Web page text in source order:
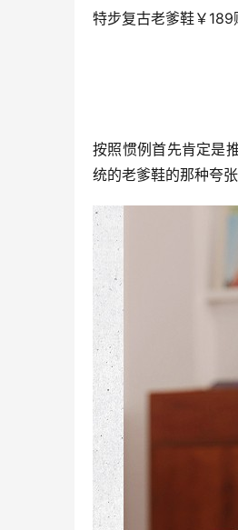
特步复古老爹鞋￥189
按照惯例首先肯定是
统的老爹鞋的那种夸